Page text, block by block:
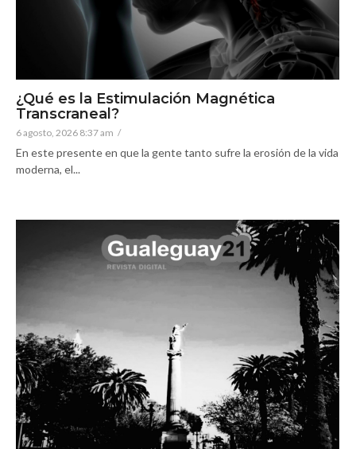
¿Qué es la Estimulación Magnética
Transcraneal?
6 agosto, 2026 8:37 am /
En este presente en que la gente tanto sufre la erosión de la vida
moderna, el...